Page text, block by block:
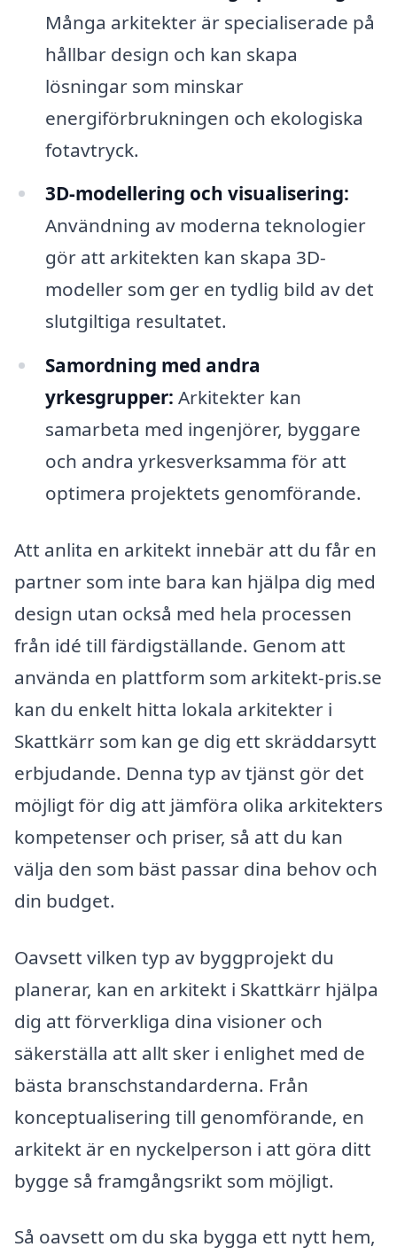
Många arkitekter är specialiserade på
hållbar design och kan skapa
lösningar som minskar
energiförbrukningen och ekologiska
fotavtryck.
3D-modellering och visualisering:
Användning av moderna teknologier
gör att arkitekten kan skapa 3D-
modeller som ger en tydlig bild av det
slutgiltiga resultatet.
Samordning med andra
yrkesgrupper: Arkitekter kan
samarbeta med ingenjörer, byggare
och andra yrkesverksamma för att
optimera projektets genomförande.
Att anlita en arkitekt innebär att du får en
partner som inte bara kan hjälpa dig med
design utan också med hela processen
från idé till färdigställande. Genom att
använda en plattform som arkitekt-pris.se
kan du enkelt hitta lokala arkitekter i
Skattkärr som kan ge dig ett skräddarsytt
erbjudande. Denna typ av tjänst gör det
möjligt för dig att jämföra olika arkitekters
kompetenser och priser, så att du kan
välja den som bäst passar dina behov och
din budget.
Oavsett vilken typ av byggprojekt du
planerar, kan en arkitekt i Skattkärr hjälpa
dig att förverkliga dina visioner och
säkerställa att allt sker i enlighet med de
bästa branschstandarderna. Från
konceptualisering till genomförande, en
arkitekt är en nyckelperson i att göra ditt
bygge så framgångsrikt som möjligt.
Så oavsett om du ska bygga ett nytt hem,